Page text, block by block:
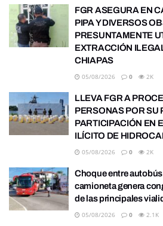
FGR ASEGURA EN
PIPA Y DIVERSOS
PRESUNTAMENTE
EXTRACCIÓN
CHIAPAS
05/08/2026 0 2K
LLEVA FGR A
PERSONAS POR SU
PARTICIPACIÓN EN
ILÍCITO DE
05/08/2026 0 2K
Choque entre
camioneta genera
de las principales
05/08/2026 0 2.1K